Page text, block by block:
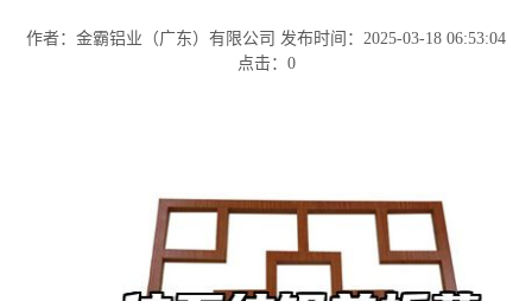
作者：金霸铝业（广东）有限公司 发布时间：2025-03-18 06:53:04
点击： 0